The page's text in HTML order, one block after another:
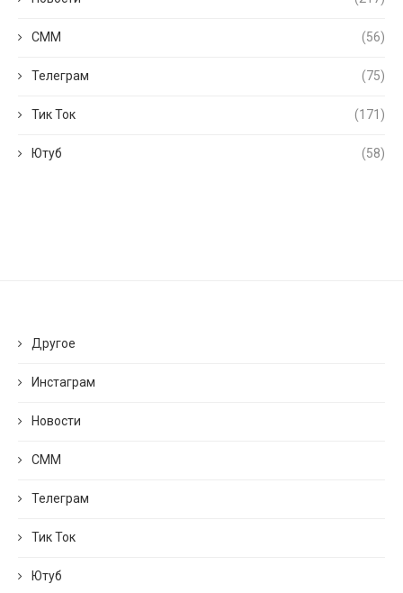
СММ (56)
Телеграм (75)
Тик Ток (171)
Ютуб (58)
Другое
Инстаграм
Новости
СММ
Телеграм
Тик Ток
Ютуб